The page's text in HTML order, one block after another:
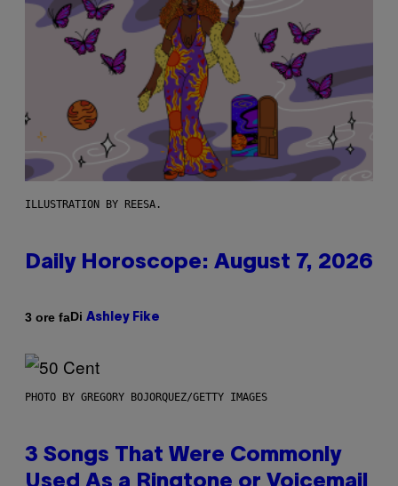
ILLUSTRATION BY REESA.
Daily Horoscope: August 7, 2026
3 ore faDi Ashley Fike
PHOTO BY GREGORY BOJORQUEZ/GETTY IMAGES
3 Songs That Were Commonly